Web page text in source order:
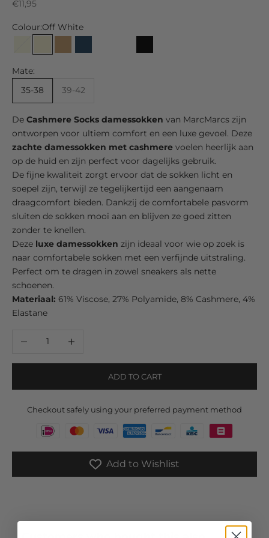
Sale price
€11,95
Colour:Off White
Off White
CamelMarine Light Grey
Dark Grey
Black
Mate:
35-38
39-42
De Cashmere Socks damessokken van MarcMarcs zijn
ontworpen voor ultiem comfort en een luxe gevoel. Deze
zachte damessokken met cashmere voelen heerlijk aan
op de huid en zijn perfect voor dagelijks gebruik.
De fijne kwaliteit zorgt ervoor dat de sokken licht en
soepel zijn, terwijl ze tegelijkertijd een aangenaam
draagcomfort bieden. Dankzij de comfortabele pasvorm
sluiten de sokken mooi aan en blijven ze goed zitten
zonder te knellen.
Deze luxe damessokken zijn ideaal voor wie op zoek is
naar comfortabele sokken met een verfijnde uitstraling.
Perfect om te dragen in zowel sneakers als nette
schoenen.
Materiaal: 61% Viscose, 27% Polyamide, 8% Cashmere, 4%
Elastane
Decrease quantityIncrease quantity
ADD TO CART
Checkout safely using your preferred payment method
Add to Wishlist